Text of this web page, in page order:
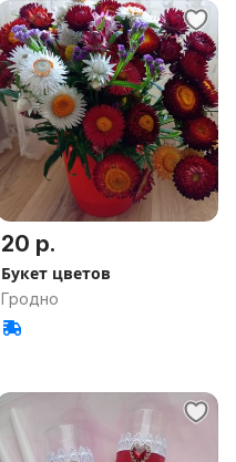
20 р.
Букет цветов
Гродно